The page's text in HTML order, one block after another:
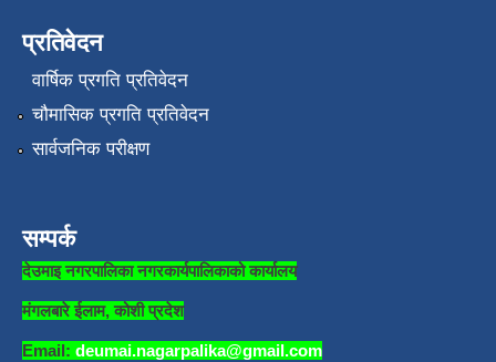
प्रतिवेदन
वार्षिक प्रगति प्रतिवेदन
चौमासिक प्रगति प्रतिवेदन
सार्वजनिक परीक्षण
सम्पर्क
देउमाइ नगरपालिका नगरकार्यपालिकाको कार्यालय
मंगलबारे ईलाम, कोशी प्रदेश
Email: deumai.nagarpalika@gmail.com